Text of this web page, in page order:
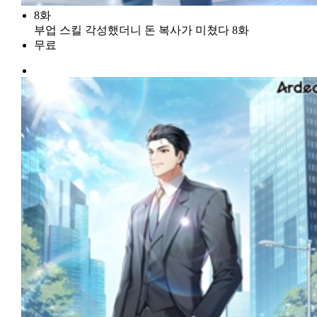
8화
부업 스킬 각성했더니 돈 복사가 미쳤다 8화
무료